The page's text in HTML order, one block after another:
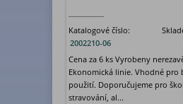
Katalogové číslo:
2002210-06
Cena za 6 ks Vyrobeny
Ekonomická linie. Vhodné pro
použití. Doporučujeme pro
stravování, al...